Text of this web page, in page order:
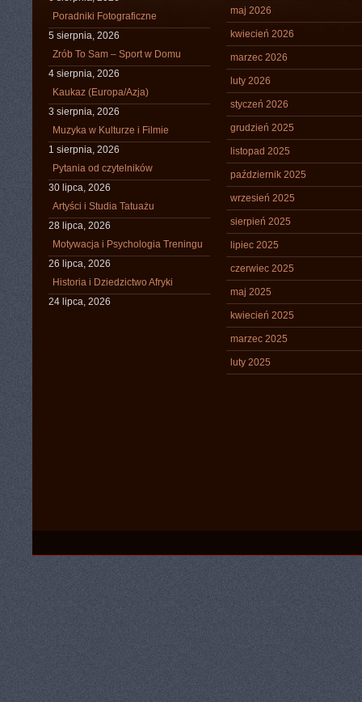
Poradniki Fotograficzne
5 sierpnia, 2026
Zrób To Sam – Sport w Domu
4 sierpnia, 2026
Kaukaz (Europa/Azja)
3 sierpnia, 2026
Muzyka w Kulturze i Filmie
1 sierpnia, 2026
Pytania od czytelników
30 lipca, 2026
Artyści i Studia Tatuażu
28 lipca, 2026
Motywacja i Psychologia Treningu
26 lipca, 2026
Historia i Dziedzictwo Afryki
24 lipca, 2026
maj 2026
kwiecień 2026
marzec 2026
luty 2026
styczeń 2026
grudzień 2025
listopad 2025
październik 2025
wrzesień 2025
sierpień 2025
lipiec 2025
czerwiec 2025
maj 2025
kwiecień 2025
marzec 2025
luty 2025